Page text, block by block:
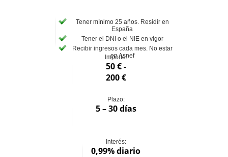
Tener mínimo 25 años. Residir en
España
Tener el DNI o el NIE en vigor
Recibir ingresos cada mes. No estar
en Asnef
Importe:
50 € -
200 €
Plazo:
5 – 30 días
Interés:
0,99% diario